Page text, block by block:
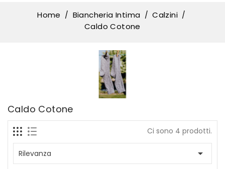
Home Biancheria Intima
Calzini
Caldo Cotone
Caldo Cotone
Ci sono 4 prodotti.
Rilevanza 